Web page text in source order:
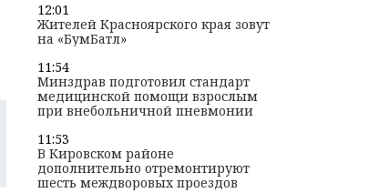
12:01
Жителей Красноярского края зовут
на «БумБатл»
11:54
Минздрав подготовил стандарт
медицинской помощи взрослым
при внебольничной пневмонии
11:53
В Кировском районе
дополнительно отремонтируют
шесть междворовых проездов